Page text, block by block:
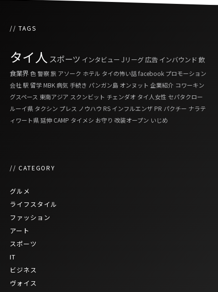
// TAGS
タイ人 スポーツ インタビュー Jリーグ広告 インバウンド 飲
食業界色警察旅 アソーク ホテル タイの怖い話facebook プロモーション
会社 駅 留学 MBK病気 手続き パンガン島 オンヌット 企業紹介 コワーキン
グスペース 東南アジア スクンビット チェンダオ タイ人女性 セパタクロー
ルーイ県 タクシン プレス ノウハウ RS インフルエンザ PR パクチー ナラテ
ィワート県延伸 CAMP タイメシ お守り 改装オープン いじめ
// CATEGORY
グルメ
ライフスタイル
ファッション
アート
スポーツ
IT
ビジネス
ヴォイス